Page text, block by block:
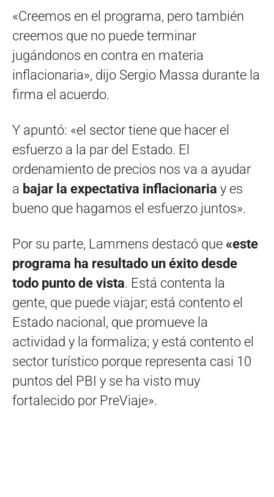
«Creemos en el programa, pero también
creemos que no puede terminar
jugándonos en contra en materia
inflacionaria», dijo Sergio Massa durante la
firma el acuerdo.
Y apuntó: «el sector tiene que hacer el
esfuerzo a la par del Estado. El
ordenamiento de precios nos va a ayudar
a bajar la expectativa inflacionaria y es
bueno que hagamos el esfuerzo juntos».
Por su parte, Lammens destacó que «este
programa ha resultado un éxito desde
todo punto de vista. Está contenta la
gente, que puede viajar; está contento el
Estado nacional, que promueve la
actividad y la formaliza; y está contento el
sector turístico porque representa casi 10
puntos del PBI y se ha visto muy
fortalecido por PreViaje».